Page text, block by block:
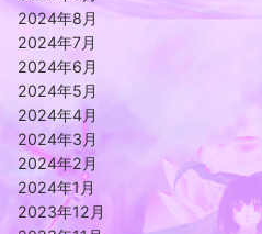
2024年8月
2024年7月
2024年6月
2024年5月
2024年4月
2024年3月
2024年2月
2024年1月
2023年12月